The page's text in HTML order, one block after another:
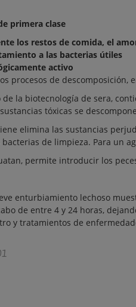
primera clase
los restos de comida, el
a las bacterias útiles
activo
procesos de
la biotecnología de sera,
tóxicas se
elimina las sustancias
de limpieza. Para un
permite introducir los
enturbiamiento lechoso
de entre 4 y 24 horas,
y tratamientos de